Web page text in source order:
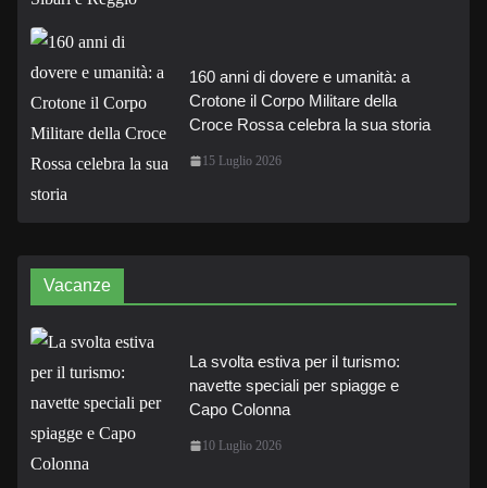
160 anni di dovere e umanità: a
Crotone il Corpo Militare della
Croce Rossa celebra la sua storia
15 Luglio 2026
Vacanze
La svolta estiva per il turismo:
navette speciali per spiagge e
Capo Colonna
10 Luglio 2026